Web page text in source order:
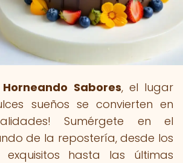
Horneando Sabores, el lugar
sueños se convierten en
Sumérgete en el
de la repostería, desde los
exquisitos hasta las últimas